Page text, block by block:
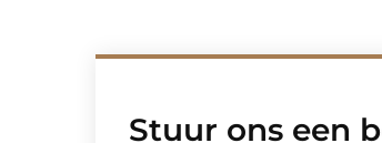
Stuur ons een